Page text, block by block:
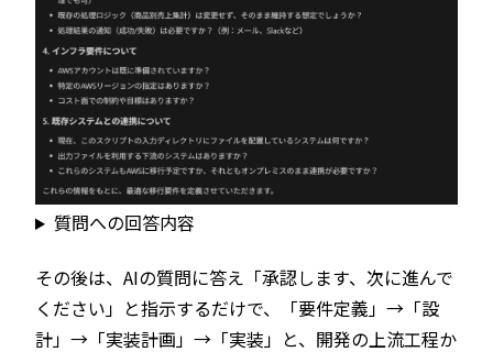
質問への回答内容
その後は、AIの質問に答え「承認します、次に進んで
ください」と指示するだけで、「要件定義」→「設
計」→「実装計画」→「実装」と、開発の上流工程か